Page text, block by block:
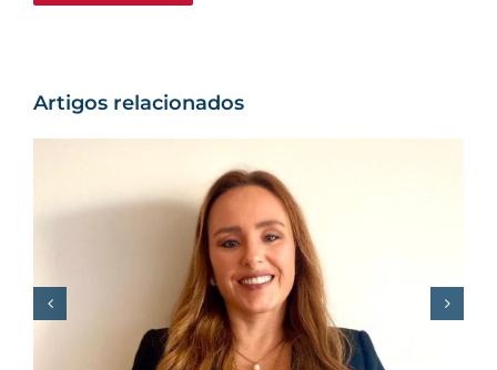
Artigos relacionados
F. REGO junta Miguel
Morgado e Sérgio
Sousa Pinto para
debater o “novo